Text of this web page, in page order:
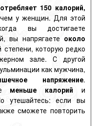
150 калорий,
чем у женщин. Для этой
вы достигаете
вы напрягаете около
степени, которую редко
зале. С другой
как мужчина,
напряжение.
меньше калорий и
утешайтесь: если вы
сможете повторить